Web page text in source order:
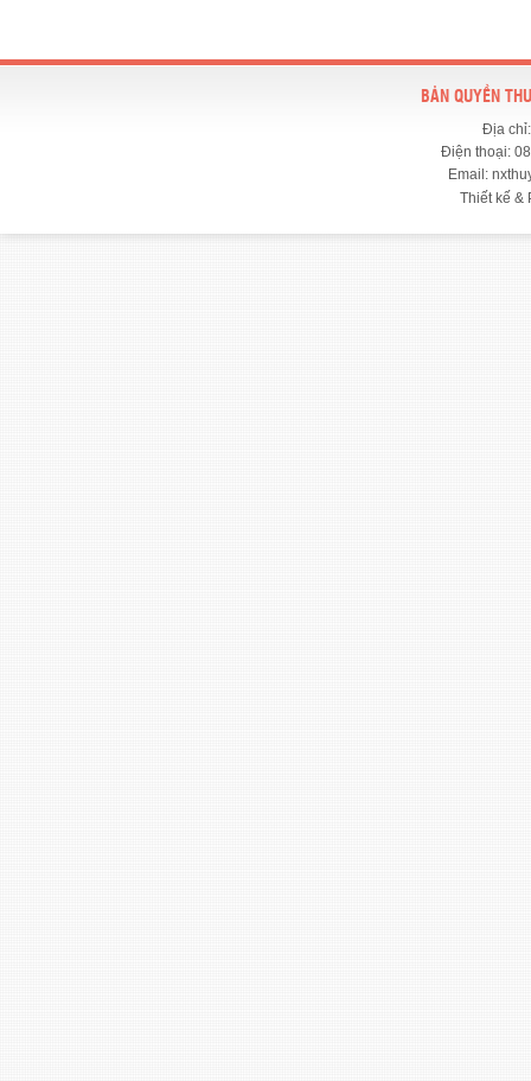
BẢN QUYỀN
Địa
Điện thoại:
Email:
Thiết kế &